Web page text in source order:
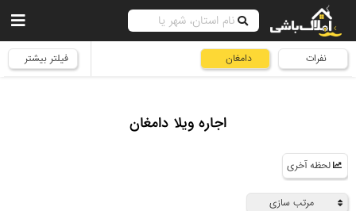
نفرات دامغان فیلتر بیشتر
اجاره ویلا دامغان
لحظه آخری
مرتب سازی